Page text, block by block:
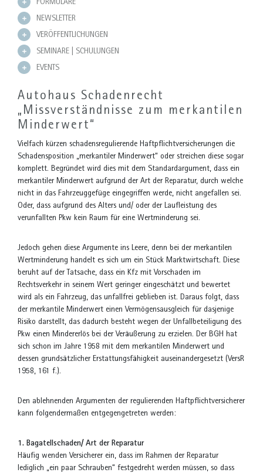
FORMULARE
NEWSLETTER
VERÖFFENTLICHUNGEN
SEMINARE | SCHULUNGEN
EVENTS
Autohaus Schadenrecht
„Missverständnisse zum merkantilen
Minderwert“
Vielfach kürzen schadensregulierende Haftpflichtversicherungen die
Schadensposition „merkantiler Minderwert“ oder streichen diese sogar
komplett. Begründet wird dies mit dem Standardargument, dass ein
merkantiler Minderwert aufgrund der Art der Reparatur, durch welche
nicht in das Fahrzeuggefüge eingegriffen werde, nicht angefallen sei.
Oder, dass aufgrund des Alters und/ oder der Laufleistung des
verunfallten Pkw kein Raum für eine Wertminderung sei.
Jedoch gehen diese Argumente ins Leere, denn bei der merkantilen
Wertminderung handelt es sich um ein Stück Marktwirtschaft. Diese
beruht auf der Tatsache, dass ein Kfz mit Vorschaden im
Rechtsverkehr in seinem Wert geringer eingeschätzt und bewertet
wird als ein Fahrzeug, das unfallfrei geblieben ist. Daraus folgt, dass
der merkantile Minderwert einen Vermögensausgleich für dasjenige
Risiko darstellt, das dadurch besteht wegen der Unfallbeteiligung des
Pkw einen Mindererlös bei der Veräußerung zu erzielen. Der BGH hat
sich schon im Jahre 1958 mit dem merkantilen Minderwert und
dessen grundsätzlicher Erstattungsfähigkeit auseinandergesetzt (VersR
1958, 161 f.).
Den ablehnenden Argumenten der regulierenden Haftpflichtversicherer
kann folgendermaßen entgegengetreten werden:
1. Bagatellschaden/ Art der Reparatur
Häufig wenden Versicherer ein, dass im Rahmen der Reparatur
lediglich „ein paar Schrauben“ festgedreht werden müssen, so dass